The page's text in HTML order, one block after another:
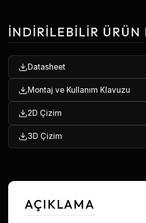
İNDIRILEBILIR ÜRÜN
Datasheet
Montaj ve Kullanım Klavuzu
2D Çizim
3D Çizim
AÇIKLAMA